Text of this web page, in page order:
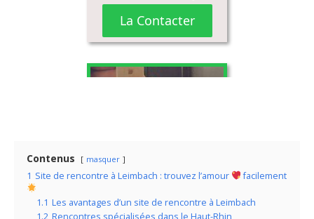
Contenus masquer
1 Site de rencontre à Leimbach : trouvez l’amour facilement
1.1 Les avantages d’un site de rencontre à Leimbach
1.2 Rencontres spécialisées dans le Haut-Rhin